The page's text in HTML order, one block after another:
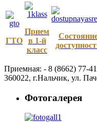
ГТО
Прием
в 1-й
класс
Приемная: - 8 (8662) 77-
360022, г.Нальчик, ул.
Фотогалерея